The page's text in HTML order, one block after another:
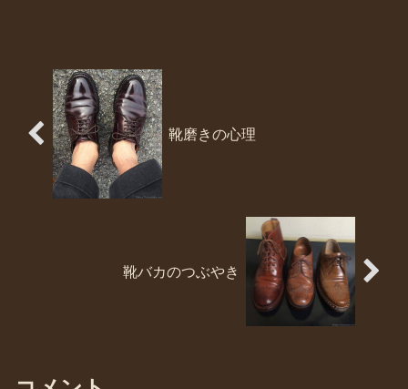
靴磨きの心理
靴バカのつぶやき